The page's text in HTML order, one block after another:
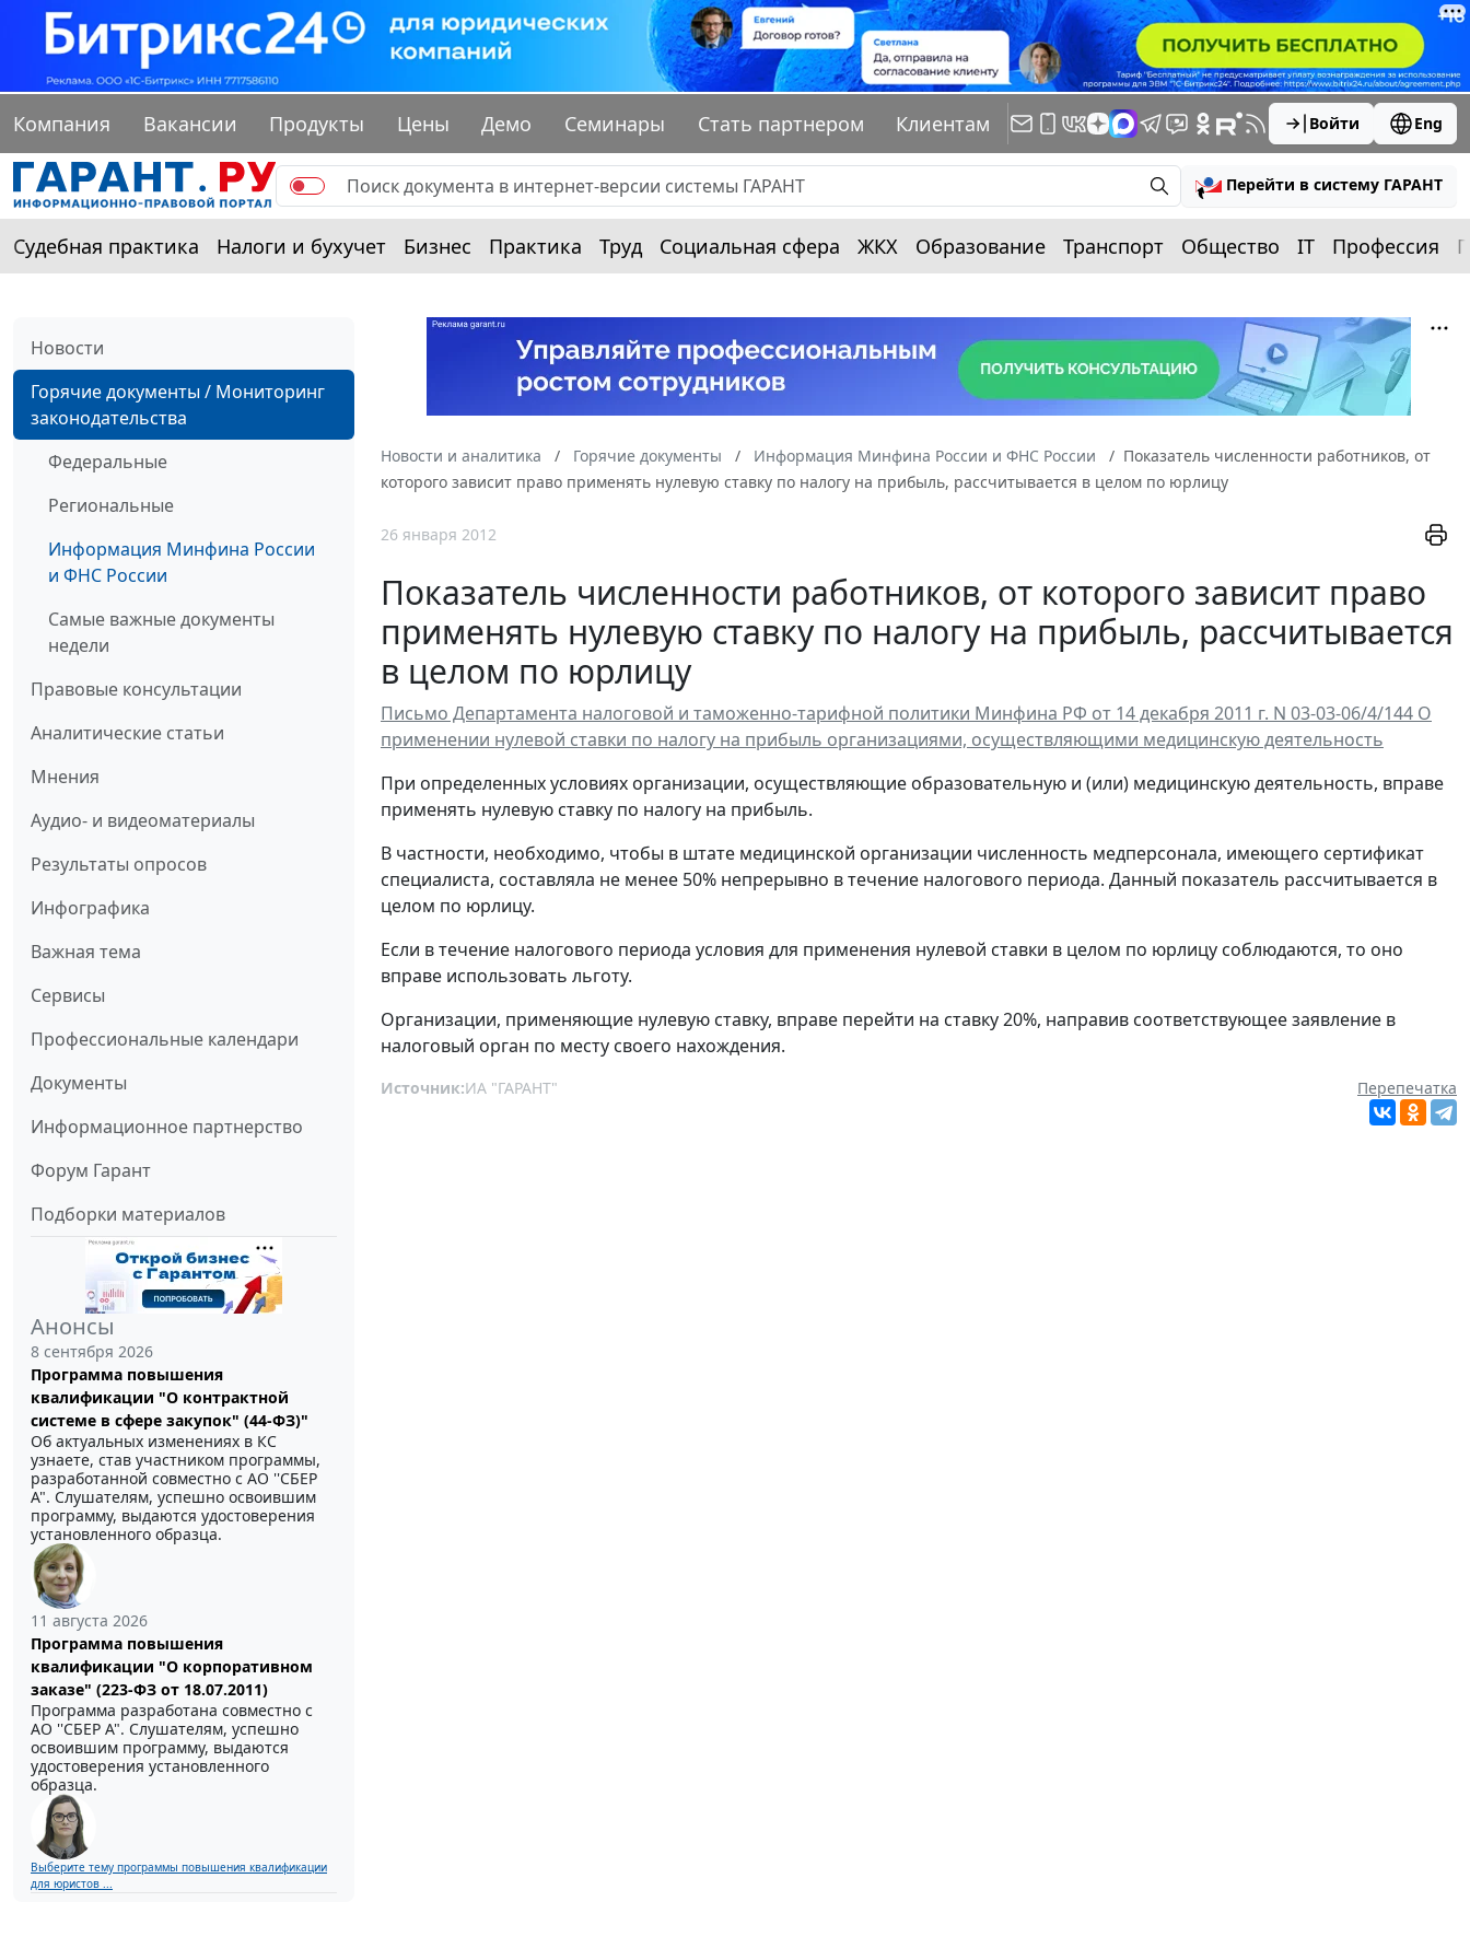
Компания Вакансии Продукты Цены Демо Семинары Стать партнером Клиентам Войти Eng
Перейти в систему ГАРАНТ
Судебная практика Налоги и бухучет Бизнес Практика Труд Социальная сфера ЖКХ Образование Транспорт Общество IT Профессия
Новости
Горячие документы / Мониторинг
законодательства
Федеральные
Региональные
Информация Минфина России
и ФНС России
Самые важные документы
недели
Правовые консультации
Аналитические статьи
Мнения
Аудио- и видеоматериалы
Результаты опросов
Инфографика
Важная тема
Сервисы
Профессиональные календари
Документы
Информационное партнерство
Форум Гарант
Подборки материалов
Анонсы
8 сентября 2026
Программа повышения
квалификации "О контрактной
системе в сфере закупок" (44-ФЗ)"
Об актуальных изменениях в КС
узнаете, став участником программы,
разработанной совместно с АО ''СБЕР
А". Слушателям, успешно освоившим
программу, выдаются удостоверения
установленного образца.
11 августа 2026
Программа повышения
квалификации "О корпоративном
заказе" (223-ФЗ от 18.07.2011)
Программа разработана совместно с
АО ''СБЕР А". Слушателям, успешно
освоившим программу, выдаются
удостоверения установленного
образца.
Выберите тему программы повышения квалификации
для юристов ...
Новости и аналитика Горячие документы Информация Минфина России и ФНС России
Показатель численности работников, от
которого зависит право применять нулевую ставку по налогу на прибыль, рассчитывается в целом по юрлицу
26 января 2012
Показатель численности работников, от которого зависит право
применять нулевую ставку по налогу на прибыль, рассчитывается
в целом по юрлицу
Письмо Департамента налоговой и таможенно-тарифной политики Минфина РФ от 14 декабря 2011 г. N 03-03-06/4/144 О
применении нулевой ставки по налогу на прибыль организациями, осуществляющими медицинскую деятельность
При определенных условиях организации, осуществляющие образовательную и (или) медицинскую деятельность, вправе
применять нулевую ставку по налогу на прибыль.
В частности, необходимо, чтобы в штате медицинской организации численность медперсонала, имеющего сертификат
специалиста, составляла не менее 50% непрерывно в течение налогового периода. Данный показатель рассчитывается в
целом по юрлицу.
Если в течение налогового периода условия для применения нулевой ставки в целом по юрлицу соблюдаются, то оно
вправе использовать льготу.
Организации, применяющие нулевую ставку, вправе перейти на ставку 20%, направив соответствующее заявление в
налоговый орган по месту своего нахождения.
Источник:ИА "ГАРАНТ" Перепечатка